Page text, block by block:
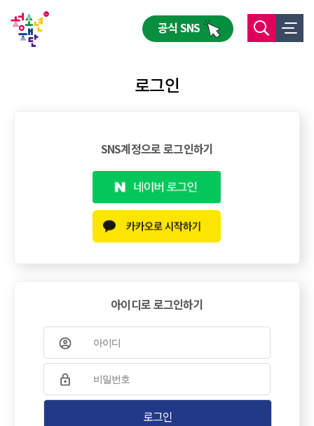
공식 SNS
로그인
SNS계정으로 로그인하기
아이디로 로그인하기
아이디
비밀번호
로그인